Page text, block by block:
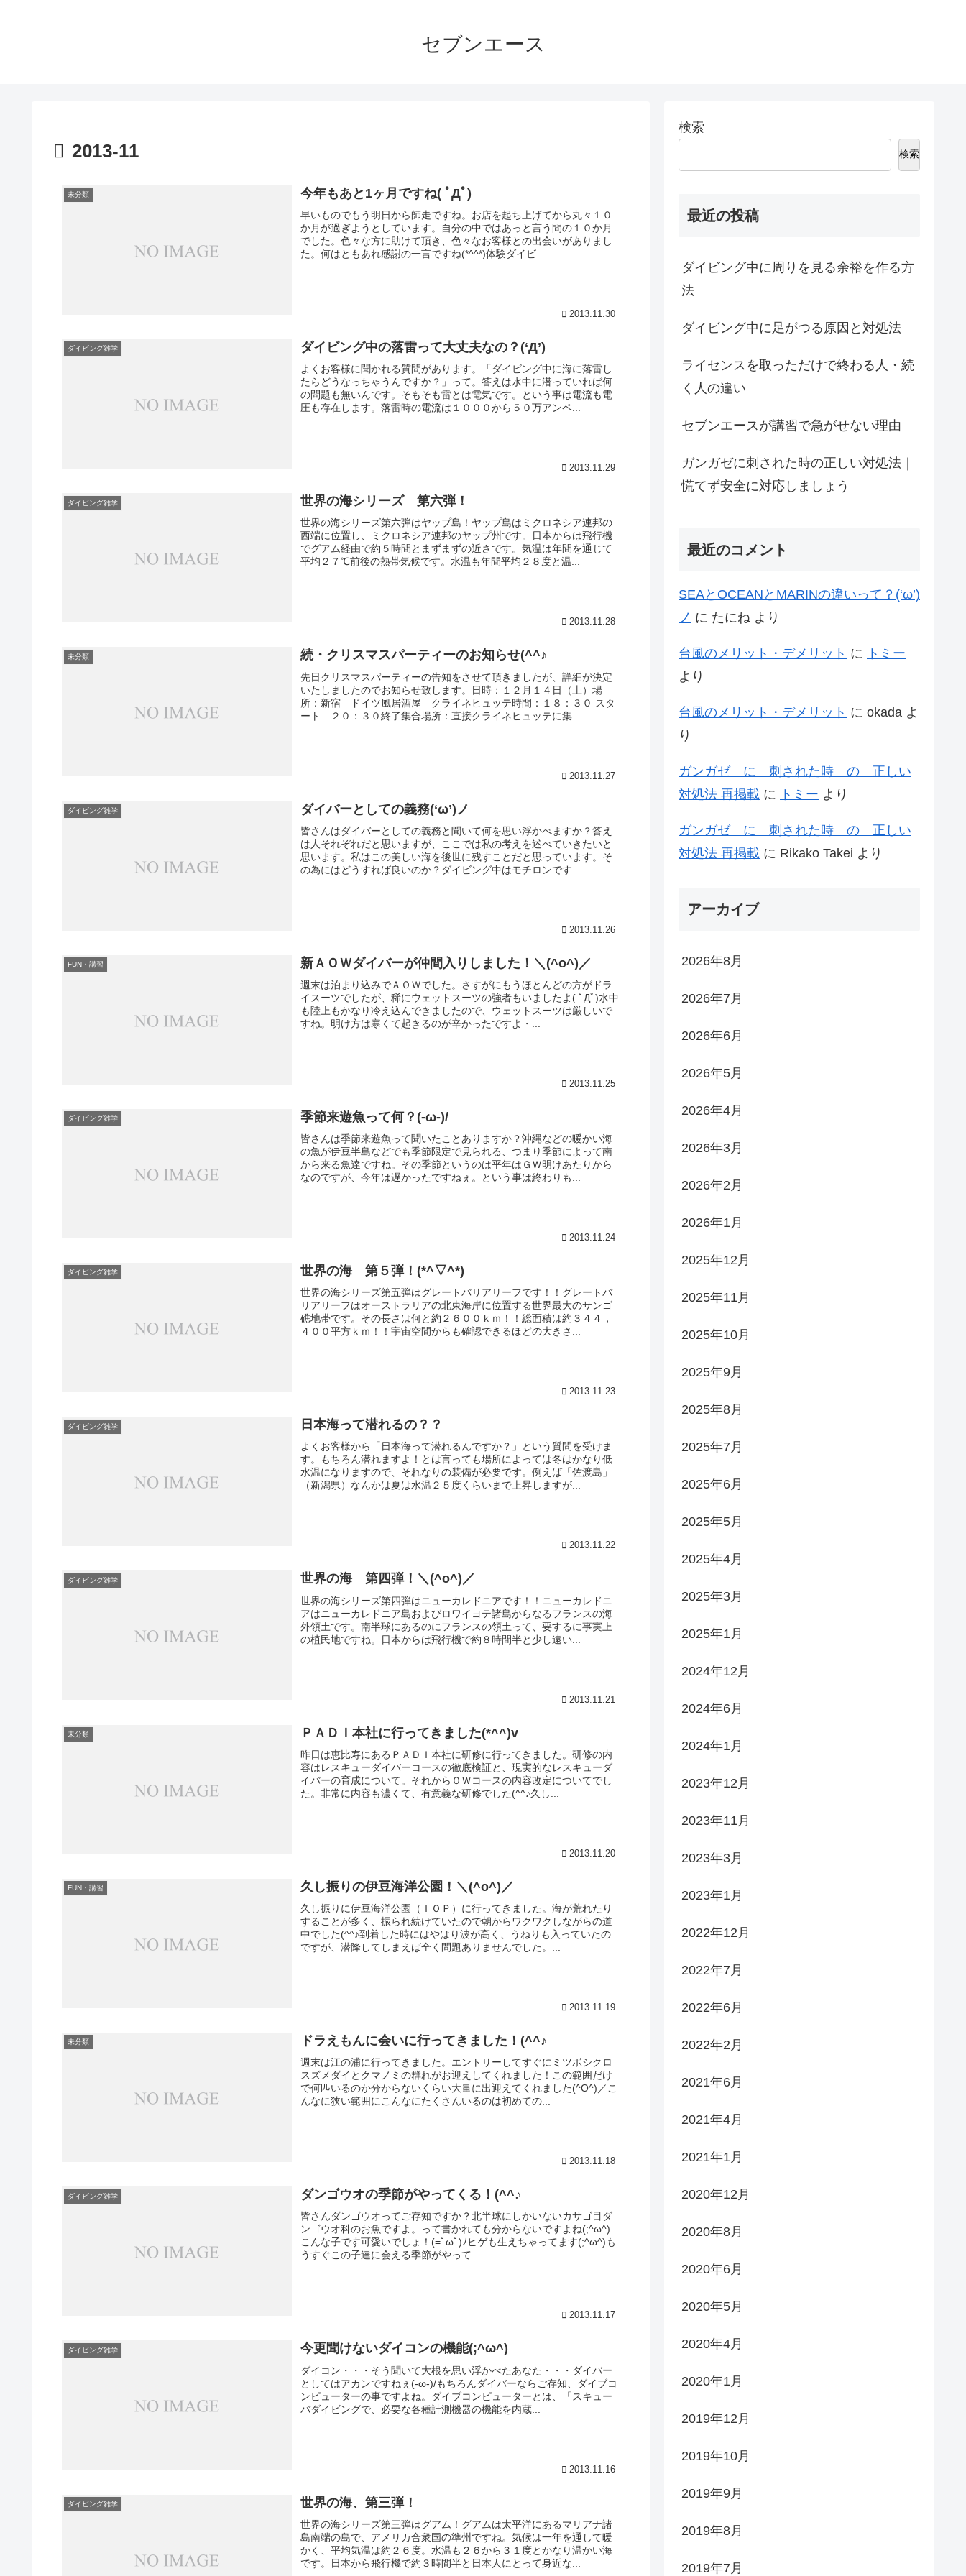
セブンエース
2013-11
未分類 今年もあと1ヶ月ですね( ﾟДﾟ)
早いものでもう明日から師走ですね。お店を起ち上げてから丸々１０
か月が過ぎようとしています。自分の中ではあっと言う間の１０か月
でした。色々な方に助けて頂き、色々なお客様との出会いがありまし
た。何はともあれ感謝の一言ですね(*^^*)体験ダイビ...
2013.11.30
ダイビング雑学 ダイビング中の落雷って大丈夫なの？(‘Д’)
よくお客様に聞かれる質問があります。「ダイビング中に海に落雷し
たらどうなっちゃうんですか？」って。答えは水中に潜っていれば何
の問題も無いんです。そもそも雷とは電気です。という事は電流も電
圧も存在します。落雷時の電流は１０００から５０万アンペ...
2013.11.29
ダイビング雑学 世界の海シリーズ 第六弾！
世界の海シリーズ第六弾はヤップ島！ヤップ島はミクロネシア連邦の
西端に位置し、ミクロネシア連邦のヤップ州です。日本からは飛行機
でグアム経由で約５時間とまずまずの近さです。気温は年間を通じて
平均２７℃前後の熱帯気候です。水温も年間平均２８度と温...
2013.11.28
未分類 続・クリスマスパーティーのお知らせ(^^♪
先日クリスマスパーティーの告知をさせて頂きましたが、詳細が決定
いたしましたのでお知らせ致します。日時：１２月１４日（土）場
所：新宿 ドイツ風居酒屋 クライネヒュッテ時間：１８：３０ スタ
ート ２０：３０終了集合場所：直接クライネヒュッテに集...
2013.11.27
ダイビング雑学 ダイバーとしての義務(‘ω’)ノ
皆さんはダイバーとしての義務と聞いて何を思い浮かべますか？答え
は人それぞれだと思いますが、ここでは私の考えを述べていきたいと
思います。私はこの美しい海を後世に残すことだと思っています。そ
の為にはどうすれば良いのか？ダイビング中はモチロンです...
2013.11.26
FUN・講習 新ＡＯＷダイバーが仲間入りしました！＼(^o^)／
週末は泊まり込みでＡＯＷでした。さすがにもうほとんどの方がドラ
イスーツでしたが、稀にウェットスーツの強者もいましたよ( ﾟДﾟ)水中
も陸上もかなり冷え込んできましたので、ウェットスーツは厳しいで
すね。明け方は寒くて起きるのが辛かったですよ・...
2013.11.25
ダイビング雑学 季節来遊魚って何？(-ω-)/
皆さんは季節来遊魚って聞いたことありますか？沖縄などの暖かい海
の魚が伊豆半島などでも季節限定で見られる、つまり季節によって南
から来る魚達ですね。その季節というのは平年はＧＷ明けあたりから
なのですが、今年は遅かったですねぇ。という事は終わりも...
2013.11.24
ダイビング雑学 世界の海 第５弾！(*^▽^*)
世界の海シリーズ第五弾はグレートバリアリーフです！！グレートバ
リアリーフはオーストラリアの北東海岸に位置する世界最大のサンゴ
礁地帯です。その長さは何と約２６００ｋｍ！！総面積は約３４４，
４００平方ｋｍ！！宇宙空間からも確認できるほどの大きさ...
2013.11.23
ダイビング雑学 日本海って潜れるの？？
よくお客様から「日本海って潜れるんですか？」という質問を受けま
す。もちろん潜れますよ！とは言っても場所によっては冬はかなり低
水温になりますので、それなりの装備が必要です。例えば「佐渡島」
（新潟県）なんかは夏は水温２５度くらいまで上昇しますが...
2013.11.22
ダイビング雑学 世界の海 第四弾！＼(^o^)／
世界の海シリーズ第四弾はニューカレドニアです！！ニューカレドニ
アはニューカレドニア島およびロワイヨテ諸島からなるフランスの海
外領土です。南半球にあるのにフランスの領土って、要するに事実上
の植民地ですね。日本からは飛行機で約８時間半と少し遠い...
2013.11.21
未分類 ＰＡＤＩ本社に行ってきました(*^^)v
昨日は恵比寿にあるＰＡＤＩ本社に研修に行ってきました。研修の内
容はレスキューダイバーコースの徹底検証と、現実的なレスキューダ
イバーの育成について。それからＯＷコースの内容改定についてでし
た。非常に内容も濃くて、有意義な研修でした(^^♪久し...
2013.11.20
FUN・講習 久し振りの伊豆海洋公園！＼(^o^)／
久し振りに伊豆海洋公園（ＩＯＰ）に行ってきました。海が荒れたり
することが多く、振られ続けていたので朝からワクワクしながらの道
中でした(^^♪到着した時にはやはり波が高く、うねりも入っていたの
ですが、潜降してしまえば全く問題ありませんでした。...
2013.11.19
未分類 ドラえもんに会いに行ってきました！(^^♪
週末は江の浦に行ってきました。エントリーしてすぐにミツボシクロ
スズメダイとクマノミの群れがお迎えしてくれました！この範囲だけ
で何匹いるのか分からないくらい大量に出迎えてくれました(^O^)／こ
んなに狭い範囲にこんなにたくさんいるのは初めての...
2013.11.18
ダイビング雑学 ダンゴウオの季節がやってくる！(^^♪
皆さんダンゴウオってご存知ですか？北半球にしかいないカサゴ目ダ
ンゴウオ科のお魚ですよ。って書かれても分からないですよね(;^ω^)
こんな子です可愛いでしょ！(=ﾟωﾟ)ﾉヒゲも生えちゃってます(;^ω^)も
うすぐこの子達に会える季節がやって...
2013.11.17
ダイビング雑学 今更聞けないダイコンの機能(;^ω^)
ダイコン・・・そう聞いて大根を思い浮かべたあなた・・・ダイバー
としてはアカンですねぇ(-ω-)/もちろんダイバーならご存知、ダイブコ
ンピューターの事ですよね。ダイブコンピューターとは、「スキュー
バダイビングで、必要な各種計測機器の機能を内蔵...
2013.11.16
ダイビング雑学 世界の海、第三弾！
世界の海シリーズ第三弾はグアム！グアムは太平洋にあるマリアナ諸
島南端の島で、アメリカ合衆国の準州ですね。気候は一年を通して暖
かく、平均気温は約２６度。水温も２６から３１度とかなり温かい海
です。日本から飛行機で約３時間半と日本人にとって身近な...
検索
検索
最近の投稿
ダイビング中に周りを見る余裕を作る方
法
ダイビング中に足がつる原因と対処法
ライセンスを取っただけで終わる人・続
く人の違い
セブンエースが講習で急がせない理由
ガンガゼに刺された時の正しい対処法｜
慌てず安全に対応しましょう
最近のコメント
SEAとOCEANとMARINの違いって？(‘ω’)
ノ に たにね より
台風のメリット・デメリット に
トミー
より
台風のメリット・デメリット に okada よ
り
ガンガゼ に 刺された時 の 正しい
対処法 再掲載 に トミー より
ガンガゼ に 刺された時 の 正しい
対処法 再掲載 に Rikako Takei より
アーカイブ
2026年8月
2026年7月
2026年6月
2026年5月
2026年4月
2026年3月
2026年2月
2026年1月
2025年12月
2025年11月
2025年10月
2025年9月
2025年8月
2025年7月
2025年6月
2025年5月
2025年4月
2025年3月
2025年1月
2024年12月
2024年6月
2024年1月
2023年12月
2023年11月
2023年3月
2023年1月
2022年12月
2022年7月
2022年6月
2022年2月
2021年6月
2021年4月
2021年1月
2020年12月
2020年8月
2020年6月
2020年5月
2020年4月
2020年1月
2019年12月
2019年10月
2019年9月
2019年8月
2019年7月